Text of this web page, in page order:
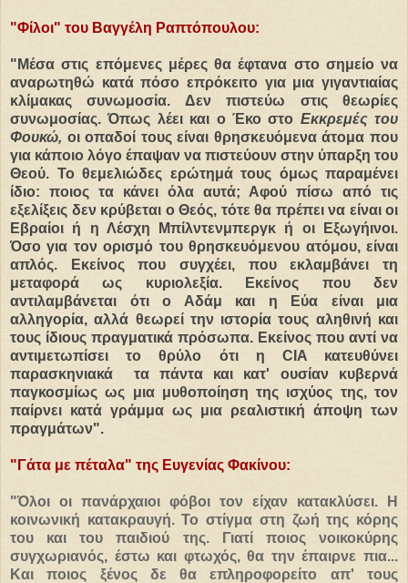
"Φίλοι" του Βαγγέλη Ραπτόπουλου:
"Μέσα στις επόμενες μέρες θα έφτανα στο σημείο να
αναρωτηθώ κατά πόσο επρόκειτο για μια γιγαντιαίας
κλίμακας συνωμοσία. Δεν πιστεύω στις θεωρίες
συνωμοσίας. Όπως λέει και ο Έκο στο Εκκρεμές του
Φουκώ, οι οπαδοί τους είναι θρησκευόμενα άτομα που
για κάποιο λόγο έπαψαν να πιστεύουν στην ύπαρξη του
Θεού. Το θεμελιώδες ερώτημά τους όμως παραμένει
ίδιο: ποιος τα κάνει όλα αυτά; Αφού πίσω από τις
εξελίξεις δεν κρύβεται ο Θεός, τότε θα πρέπει να είναι οι
Εβραίοι ή η Λέσχη Μπίλντενμπεργκ ή οι Εξωγήινοι.
Όσο για τον ορισμό του θρησκευόμενου ατόμου, είναι
απλός. Εκείνος που συγχέει, που εκλαμβάνει τη
μεταφορά ως κυριολεξία. Εκείνος που δεν
αντιλαμβάνεται ότι ο Αδάμ και η Εύα είναι μια
αλληγορία, αλλά θεωρεί την ιστορία τους αληθινή και
τους ίδιους πραγματικά πρόσωπα. Εκείνος που αντί να
αντιμετωπίσει το θρύλο ότι η CIA κατευθύνει
παρασκηνιακά τα πάντα και κατ' ουσίαν κυβερνά
παγκοσμίως ως μια μυθοποίηση της ισχύος της, τον
παίρνει κατά γράμμα ως μια ρεαλιστική άποψη των
πραγμάτων".
"Γάτα με πέταλα" της Ευγενίας Φακίνου:
"Όλοι οι πανάρχαιοι φόβοι τον είχαν κατακλύσει. Η
κοινωνική κατακραυγή. Το στίγμα στη ζωή της κόρης
του και του παιδιού της. Γιατί ποιος νοικοκύρης
συγχωριανός, έστω και φτωχός, θα την έπαιρνε πια...
Και ποιος ξένος δε θα επληροφορείτο απ' τους